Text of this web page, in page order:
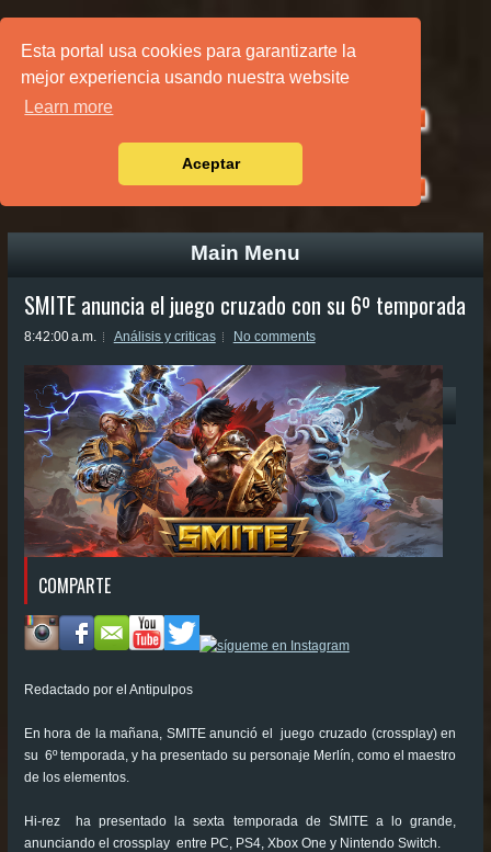
Esta portal usa cookies para garantizarte la
mejor experiencia usando nuestra website
Learn more
Aceptar
PÁGINA PRINCIPAL
Main Menu
SMITE anuncia el juego cruzado con su 6º temporada
8:42:00 a.m. Análisis y criticas No comments
COMPARTE
Redactado por el Antipulpos
En hora de la mañana, SMITE anunció el juego cruzado (crossplay) en
su 6º temporada, y ha presentado su personaje Merlín, como el maestro
de los elementos.
Hi-rez ha presentado la sexta temporada de SMITE a lo grande,
anunciando el crossplay entre PC, PS4, Xbox One y Nintendo Switch.